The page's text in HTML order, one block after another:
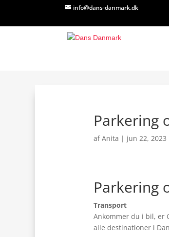
info@dans-danmark.dk
Parkering
afAnita | jun 22, 2023
Parkering
Transport
Ankommer du i bil, er
alle destinationer i